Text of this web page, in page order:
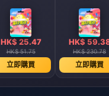
HK$ 25.47
HK$ 51.75
立即購買
HK$
HK$ 230.78
立即購買